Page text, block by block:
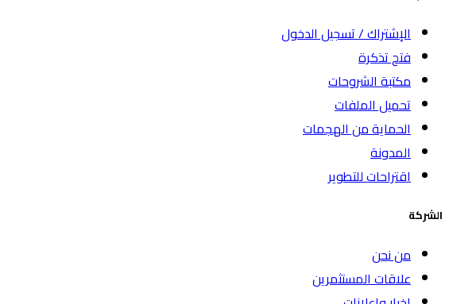
الإشتراك / تسجيل الدخول
فتح تذكرة
مكتبة الشروحات
تحميل الملفات
الحماية من الهجمات
المدونة
اقتراحات للتطوير
الشركة
من نحن
علاقات المستثمرين